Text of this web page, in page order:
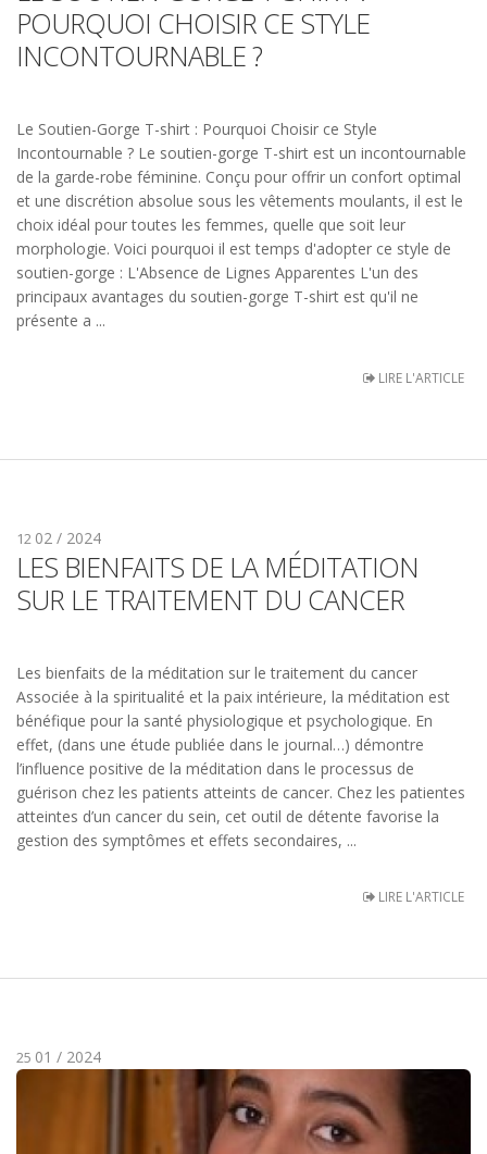
POURQUOI CHOISIR CE STYLE
INCONTOURNABLE ?
Le Soutien-Gorge T-shirt : Pourquoi Choisir ce Style
Incontournable ? Le soutien-gorge T-shirt est un incontournable
de la garde-robe féminine. Conçu pour offrir un confort optimal
et une discrétion absolue sous les vêtements moulants, il est le
choix idéal pour toutes les femmes, quelle que soit leur
morphologie. Voici pourquoi il est temps d'adopter ce style de
soutien-gorge : L'Absence de Lignes Apparentes L'un des
principaux avantages du soutien-gorge T-shirt est qu'il ne
présente a ...
LIRE L'ARTICLE
12 02 / 2024
LES BIENFAITS DE LA MÉDITATION
SUR LE TRAITEMENT DU CANCER
Les bienfaits de la méditation sur le traitement du cancer
Associée à la spiritualité et la paix intérieure, la méditation est
bénéfique pour la santé physiologique et psychologique. En
effet, (dans une étude publiée dans le journal…) démontre
l’influence positive de la méditation dans le processus de
guérison chez les patients atteints de cancer. Chez les patientes
atteintes d’un cancer du sein, cet outil de détente favorise la
gestion des symptômes et effets secondaires, ...
LIRE L'ARTICLE
25 01 / 2024